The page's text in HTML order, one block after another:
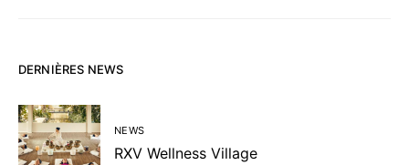
DERNIÈRES NEWS
NEWS
RXV Wellness Village